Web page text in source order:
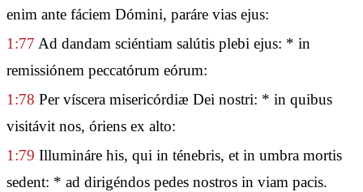
enim ante fáciem Dómini, paráre vias ejus:
1:77 Ad dandam sciéntiam salútis plebi ejus: * in
remissiónem peccatórum eórum:
1:78 Per víscera misericórdiæ Dei nostri: * in quibus
visitávit nos, óriens ex alto:
1:79 Illumináre his, qui in ténebris, et in umbra mortis
sedent: * ad dirigéndos pedes nostros in viam pacis.